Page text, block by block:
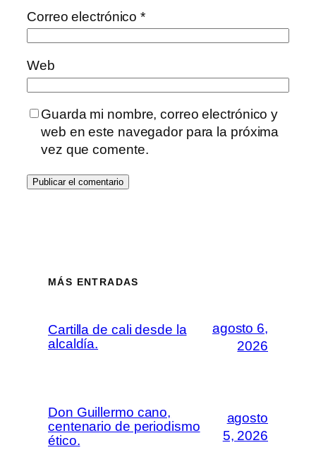
Correo electrónico*
Web
Guarda mi nombre, correo electrónico y
web en este navegador para la próxima
vez que comente.
MÁS ENTRADAS
Cartilla de cali desde la
alcaldía.
agosto 6,
2026
Don Guillermo cano,
centenario de periodismo
ético.
agosto
5, 2026